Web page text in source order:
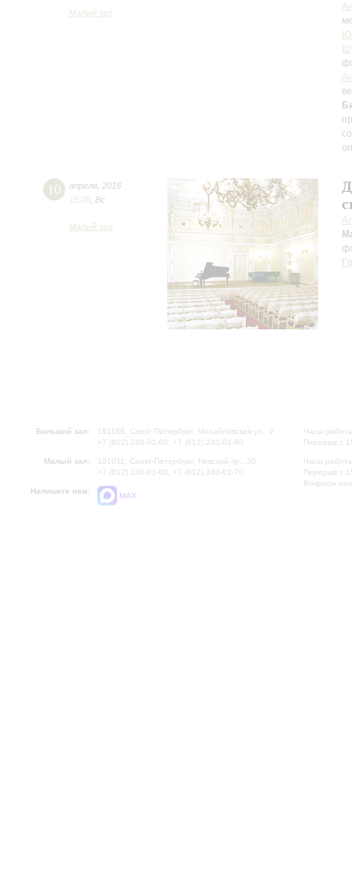
Малый зал
10 апреля 2016
15:00 Вс
Малый зал
Большой зал:
191186, Санкт-Петербург, Михайловская ул., 2
+7 (812) 240-01-00, +7 (812) 240-01-80
Малый зал:
191011, Санкт-Петербург, Невский пр., 30
+7 (812) 240-01-00, +7 (812) 240-01-70
Напишите нам:
MAX
Часы
Перерыв с
Часы
Перерыв с
Вопросы